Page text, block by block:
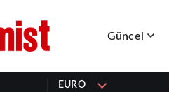
Güncel
EURO